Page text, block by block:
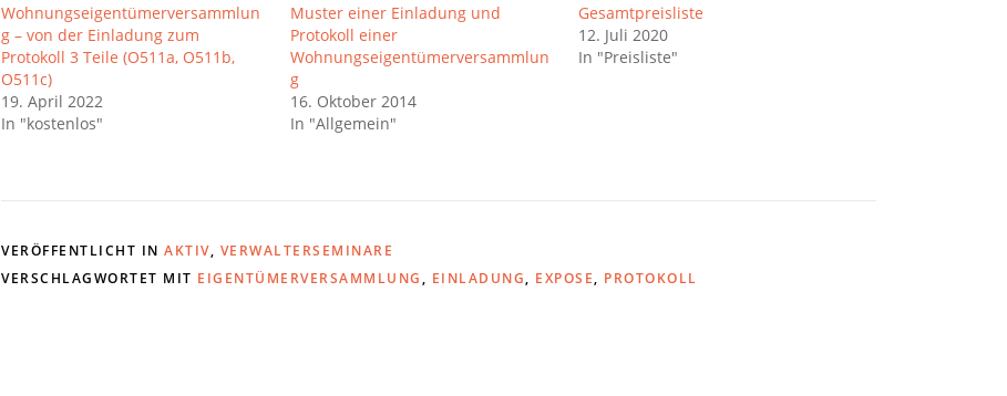
Wohnungseigentümerversammlun
g – von der Einladung zum
Protokoll 3 Teile (O511a, O511b,
O511c)
19. April 2022
In "kostenlos"
Muster einer Einladung und
Protokoll einer
Wohnungseigentümerversammlun
g
16. Oktober 2014
In "Allgemein"
Gesamtpreisliste
12. Juli 2020
In "Preisliste"
VERÖFFENTLICHT IN AKTIV, VERWALTERSEMINARE
VERSCHLAGWORTET MIT EIGENTÜMERVERSAMMLUNG, EINLADUNG, EXPOSE, PROTOKOLL